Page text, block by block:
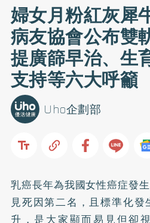
婦女月粉紅灰犀
病友協會公布雙
提廣篩早治、生
支持等六大呼籲
Uho企劃部
乳癌長年為我國女性癌症發
見死因第二名，且標準化
升，是大家顯而易見但卻